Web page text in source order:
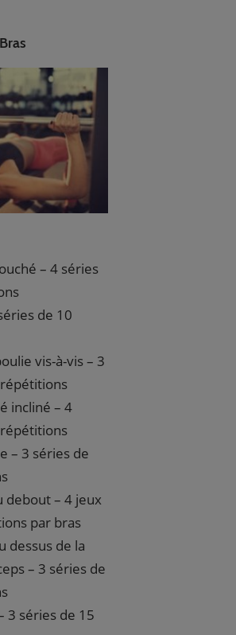
– 4 séries
de 10
vis-à-vis – 3
incliné – 4
– 3 séries de
debout – 4 jeux
par bras
dessus de la
– 3 séries de
3 séries de 15